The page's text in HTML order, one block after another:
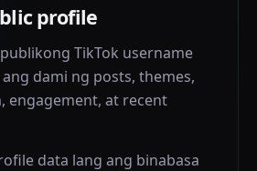
profile
TikTok username
dami ng posts, themes,
engagement, at recent
data lang ang binabasa